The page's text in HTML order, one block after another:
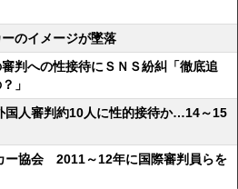
のイメージが墜落
判への性接待にＳＮＳ紛糾「徹底追
」
人審判約10人に性的接待か…14～15
協会 2011～12年に国際審判員らを